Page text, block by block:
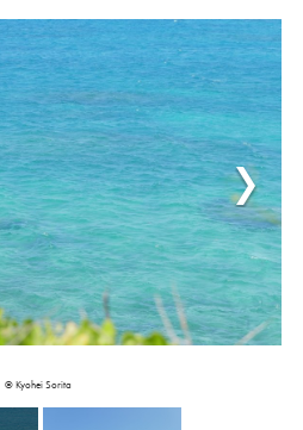
Kyohei Sorita